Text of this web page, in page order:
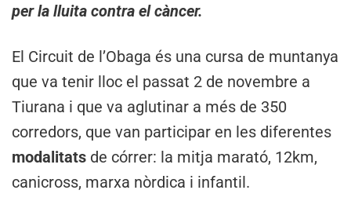
per la lluita contra el càncer.
El Circuit de l’Obaga és una cursa de muntanya
que va tenir lloc el passat 2 de novembre a
Tiurana i que va aglutinar a més de 350
corredors, que van participar en les diferentes
modalitats de córrer: la mitja marató, 12km,
canicross, marxa nòrdica i infantil.